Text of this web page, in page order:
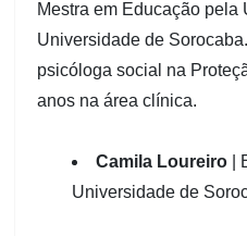
Mestra em Educação pela
Universidade de
psicóloga social na
anos na área clínica.
Camila Loureiro
Universidade de